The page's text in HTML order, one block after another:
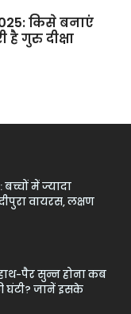
किसे बनाएं
गुरु दीक्षा
में ज्यादा
वायरस, लक्षण
पैर सुन्न होना कब
घंटी? जानें इसके